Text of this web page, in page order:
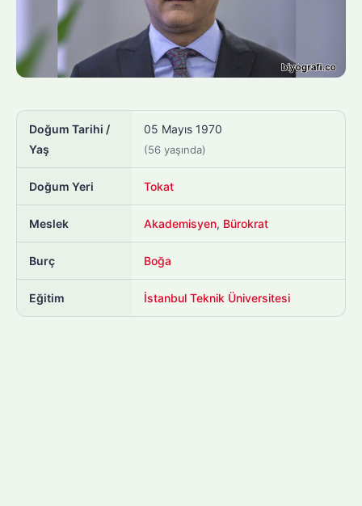
Doğum Tarihi /
Yaş
05 Mayıs 1970
(56 yaşında)
Doğum Yeri Tokat
Meslek Akademisyen, Bürokrat
Burç Boğa
Eğitim İstanbul Teknik Üniversitesi